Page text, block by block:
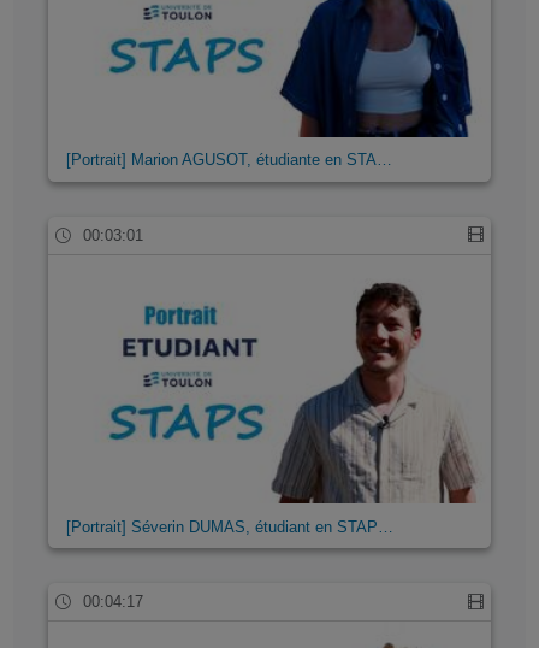
[Portrait] Marion AGUSOT, étudiante en STA…
00:03:01
[Portrait] Séverin DUMAS, étudiant en STAP…
00:04:17